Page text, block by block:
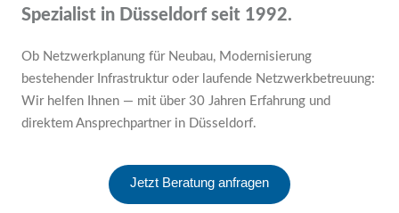
Spezialist in Düsseldorf seit 1992.
Ob Netzwerkplanung für Neubau, Modernisierung
bestehender Infrastruktur oder laufende Netzwerkbetreuung:
Wir helfen Ihnen — mit über 30 Jahren Erfahrung und
direktem Ansprechpartner in Düsseldorf.
Jetzt Beratung anfragen